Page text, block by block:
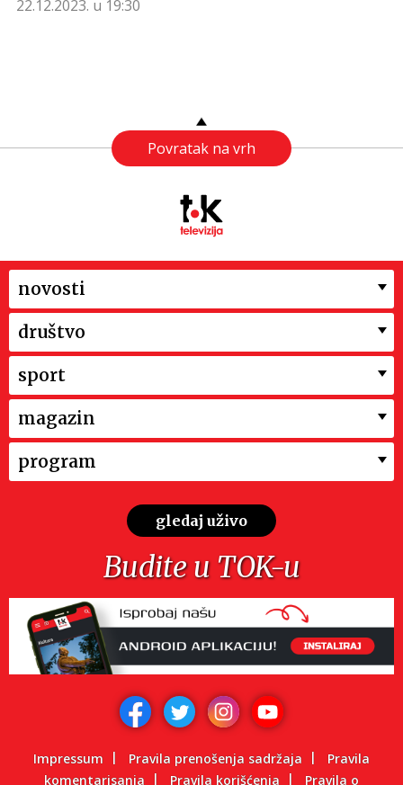
22.12.2023. u 19:30
Povratak na vrh
novosti
društvo
sport
magazin
program
gledaj uživo
Budite u TOK-u
Impressum Pravila prenošenja sadržaja
Pravila
komentarisanja
Pravila korišćenja Pravila o